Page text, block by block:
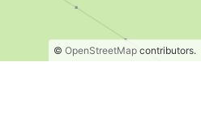
© OpenStreetMap contributors.